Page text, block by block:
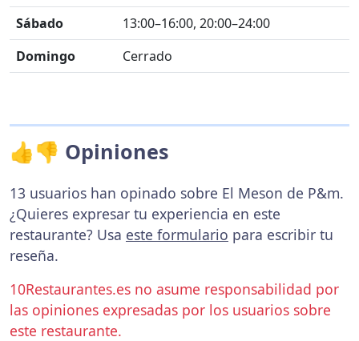
Sábado
13:00–16:00, 20:00–24:00
Domingo
Cerrado
👍👎 Opiniones
13 usuarios han opinado sobre El Meson de P&m.
¿Quieres expresar tu experiencia en este
restaurante? Usa este formulario para escribir tu
reseña.
10Restaurantes.es no asume responsabilidad por
las opiniones expresadas por los usuarios sobre
este restaurante.